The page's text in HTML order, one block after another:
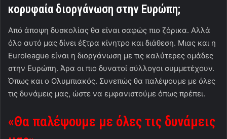
κορυφαία διοργάνωση στην Ευρώπη;
Από άποψη δυσκολίας θα είναι σαφώς πιο ζόρικα. Αλλά
όλο αυτό μας δίνει έξτρα κίνητρο και διάθεση. Μιας και η
Euroleague είναι η διοργάνωση με τις καλύτερες ομάδες
στην Ευρώπη. Άρα οι πιο δυνατοί σύλλογοι συμμετέχουν.
Όπως και ο Ολυμπιακός. Συνεπώς θα παλέψουμε με όλες
τις δυνάμεις μας, ώστε να εμφανιστούμε όπως πρέπει.
«Θα παλέψουμε με όλες τις δυνάμεις